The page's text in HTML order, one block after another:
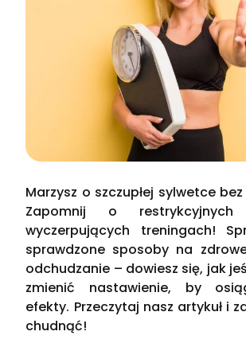
Marzysz o szczupłej sylwetce
Zapomnij o
wyczerpujących treningach!
sprawdzone sposoby na
odchudzanie – dowiesz się, jak
zmienić nastawienie, by
efekty. Przeczytaj nasz artykuł i
chudnąć!